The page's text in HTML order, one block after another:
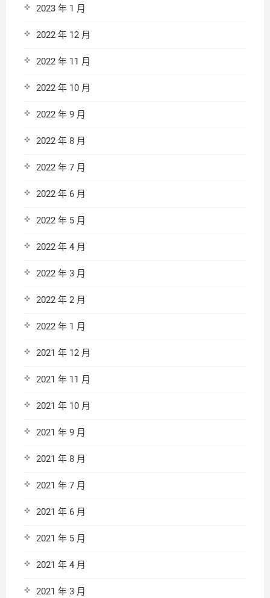
2023 年 1 月
2022 年 12 月
2022 年 11 月
2022 年 10 月
2022 年 9 月
2022 年 8 月
2022 年 7 月
2022 年 6 月
2022 年 5 月
2022 年 4 月
2022 年 3 月
2022 年 2 月
2022 年 1 月
2021 年 12 月
2021 年 11 月
2021 年 10 月
2021 年 9 月
2021 年 8 月
2021 年 7 月
2021 年 6 月
2021 年 5 月
2021 年 4 月
2021 年 3 月